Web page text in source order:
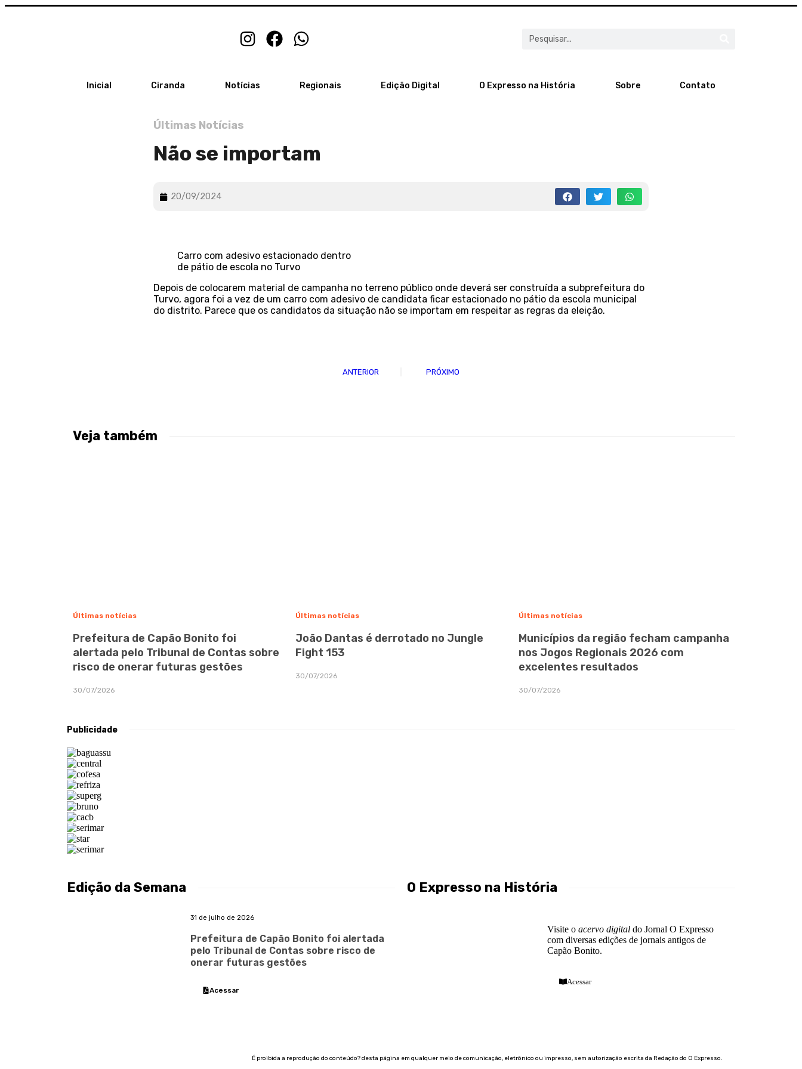
Inicial Ciranda Notícias Regionais Edição Digital O Expresso na História Sobre Contato
Últimas Notícias
Não se importam
20/09/2024
Carro com adesivo estacionado dentro
de pátio de escola no Turvo
Depois de colocarem material de campanha no terreno público onde deverá ser construída a subprefeitura do
Turvo, agora foi a vez de um carro com adesivo de candidata ficar estacionado no pátio da escola municipal
do distrito. Parece que os candidatos da situação não se importam em respeitar as regras da eleição.
ANTERIOR PRÓXIMO
Veja também
Últimas notícias
Prefeitura de Capão Bonito foi
alertada pelo Tribunal de Contas sobre
risco de onerar futuras gestões
30/07/2026
Últimas notícias
João Dantas é derrotado no Jungle
Fight 153
30/07/2026
Últimas notícias
Municípios da região fecham campanha
nos Jogos Regionais 2026 com
excelentes resultados
30/07/2026
Publicidade
Edição da Semana
31 de julho de 2026
Prefeitura de Capão Bonito foi alertada
pelo Tribunal de Contas sobre risco de
onerar futuras gestões
Acessar
O Expresso na História
Visite o acervo digital do Jornal O Expresso
com diversas edições de jornais antigos de
Capão Bonito.
Acessar
É proibida a reprodução do conteúdo? desta página em qualquer meio de comunicação, eletrônico ou impresso, sem autorização escrita da Redação do O Expresso.